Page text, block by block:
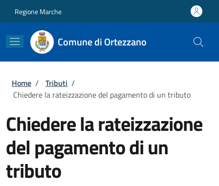
Regione Marche
Comune di Ortezzano
Briciole di pane
Home / Tributi /
Chiedere la rateizzazione del pagamento di un tributo
Chiedere la rateizzazione
del pagamento di un
tributo